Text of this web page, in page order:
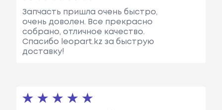
Запчасть пришла очень быстро,
очень доволен. Все прекрасно
собрано, отличное качество.
Спасибо leopart.kz за быструю
доставку!